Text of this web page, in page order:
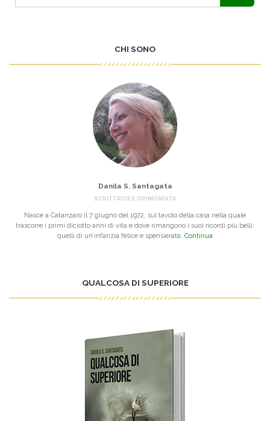
CHI SONO
Danila S. Santagata
SCRITTRICE E OPINIONISTA
Nasce a Catanzaro il 7 giugno del 1972, sul tavolo della casa nella quale
trascorre i primi diciotto anni di vita e dove rimangono i suoi ricordi più belli:
quelli di un’infanzia felice e spensierata. Continua
QUALCOSA DI SUPERIORE